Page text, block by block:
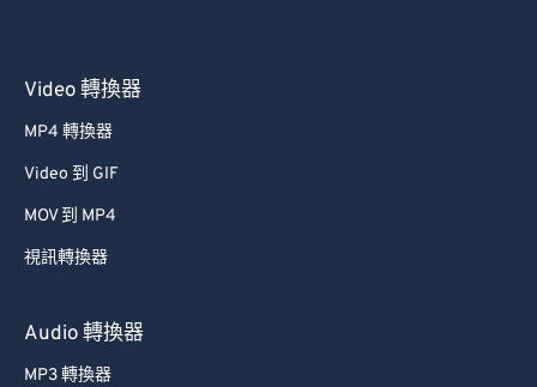
Video 轉換器
MP4 轉換器
Video 到 GIF
MOV 到 MP4
視訊轉換器
Audio 轉換器
MP3 轉換器